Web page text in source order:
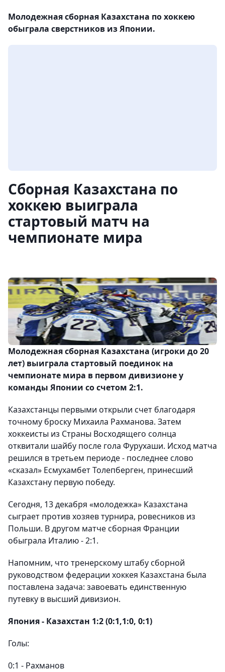
Молодежная сборная Казахстана по хоккею
обыграла сверстников из Японии.
Сборная Казахстана по
хоккею выиграла
стартовый матч на
чемпионате мира
Молодежная сборная Казахстана (игроки до 20
лет) выиграла стартовый поединок на
чемпионате мира в первом дивизионе у
команды Японии со счетом 2:1.
Казахстанцы первыми открыли счет благодаря
точному броску Михаила Рахманова. Затем
хоккеисты из Страны Восходящего солнца
отквитали шайбу после гола Фурухаши. Исход матча
решился в третьем периоде - последнее слово
«сказал» Есмухамбет Толепберген, принесший
Казахстану первую победу.
Сегодня, 13 декабря «молодежка» Казахстана
сыграет против хозяев турнира, ровесников из
Польши. В другом матче сборная Франции
обыграла Италию - 2:1.
Напомним, что тренерскому штабу сборной
руководством федерации хоккея Казахстана была
поставлена задача: завоевать единственную
путевку в высший дивизион.
Япония - Казахстан 1:2 (0:1,1:0, 0:1)
Голы:
0:1 - Рахманов